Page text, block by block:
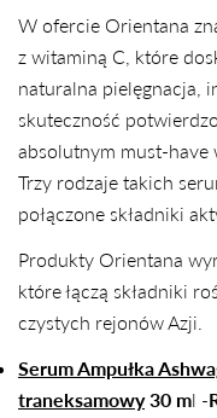
W ofercie Orientana
z witaminą C, które
naturalna pielęgnacja,
skuteczność
absolutnym must-have
Trzy rodzaje takich
połączone składniki
Produkty Orientana
które łączą składniki
czystych rejonów Azji.
Serum Ampułka
traneksamowy30 ml -